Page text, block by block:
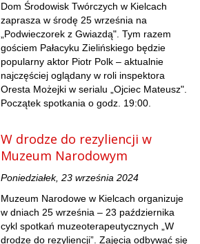
Dom Środowisk Twórczych w Kielcach
zaprasza w środę 25 września na
„Podwieczorek z Gwiazdą". Tym razem
gościem Pałacyku Zielińskiego będzie
popularny aktor Piotr Polk – aktualnie
najczęściej oglądany w roli inspektora
Oresta Możejki w serialu „Ojciec Mateusz".
Początek spotkania o godz. 19:00.
W drodze do rezyliencji w
Muzeum Narodowym
Poniedziałek, 23 września 2024
Muzeum Narodowe w Kielcach organizuje
w dniach 25 września – 23 października
cykl spotkań muzeoterapeutycznych „W
drodze do rezyliencji”. Zajęcia odbywać się